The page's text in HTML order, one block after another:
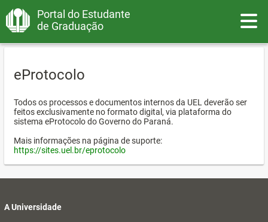
Portal do Estudante
de Graduação
eProtocolo
Todos os processos e documentos internos da UEL deverão ser
feitos exclusivamente no formato digital, via plataforma do
sistema eProtocolo do Governo do Paraná.
Mais informações na página de suporte:
https://sites.uel.br/eprotocolo
A Universidade